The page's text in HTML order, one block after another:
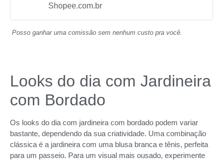
Shopee.com.br
Posso ganhar uma comissão sem nenhum custo pra você.
Looks do dia com Jardineira
com Bordado
Os looks do dia com jardineira com bordado podem variar
bastante, dependendo da sua criatividade. Uma combinação
clássica é a jardineira com uma blusa branca e tênis, perfeita
para um passeio. Para um visual mais ousado, experimente